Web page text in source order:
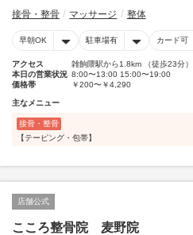
接骨・整骨 マッサージ 整体
早朝OK 駐車場有 カード可
アクセス
雑餉隈駅から1.8km （徒歩23分）
本日の営業状況 8:00〜13:00 15:00〜19:00
価格帯
￥200〜￥4,290
主なメニュー
接骨・整骨
【テーピング・包帯】
店舗公式
こころ整骨院 麦野院